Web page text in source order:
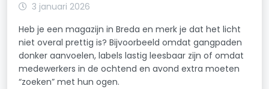
3 januari 2026
Heb je een magazijn in Breda en merk je dat het licht
niet overal prettig is? Bijvoorbeeld omdat gangpaden
donker aanvoelen, labels lastig leesbaar zijn of omdat
medewerkers in de ochtend en avond extra moeten
“zoeken” met hun ogen.